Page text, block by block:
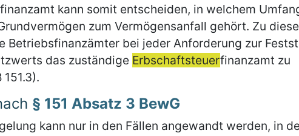
finanzamt kann somit entscheiden, in welchem
zum Vermögensanfall gehört. Zu
Betriebsfinanzämter bei jeder Anforderung zur
das zuständige Erbschaftsteuerfinanzamt zu
§ 151 Absatz 3 BewG
kann nur in den Fällen angewandt werden, in